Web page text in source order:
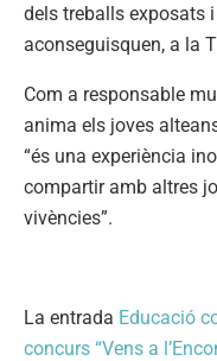
dels treballs exposats
aconseguisquen, a la
Com a responsable
anima els joves
“és una experiència
compartir amb altres
vivències”.
La entrada Educació
concurs “Vens a